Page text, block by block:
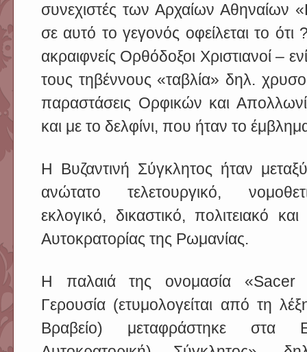
συνεχιστές των Αρχαίων Αθηναίων
σε αυτό το γεγονός οφείλεται το
ακραιφνείς Ορθόδοξοι Χριστιανοί –
τους τηβέννους «ταβλία» δηλ.
παραστάσεις Ορφικών και
και με το δελφίνι, που ήταν το
Η Βυζαντινή Σύγκλητος ήταν
ανώτατο τελετουργικό,
εκλογικό, δικαστικό, πολιτειακό
Αυτοκρατορίας της Ρωμανίας.
Η παλαιά της ονομασία «Sacer
Γερουσία (ετυμολογείται από τη
Βραβείο) μεταφράστηκε στα